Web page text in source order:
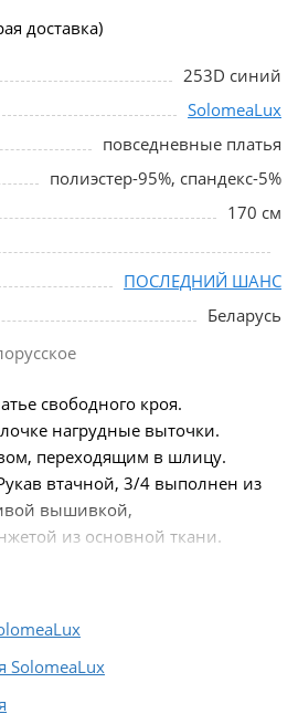
доставка)
253D синий
SolomeaLux
повседневные платья
полиэстер-95%, спандекс-5%
170 см
ПОСЛЕДНИЙ ШАНС
Беларусь
свободного кроя.
нагрудные выточки.
переходящим в шлицу.
втачной, 3/4 выполнен из
вышивкой,
из основной ткани.
SolomeaLux